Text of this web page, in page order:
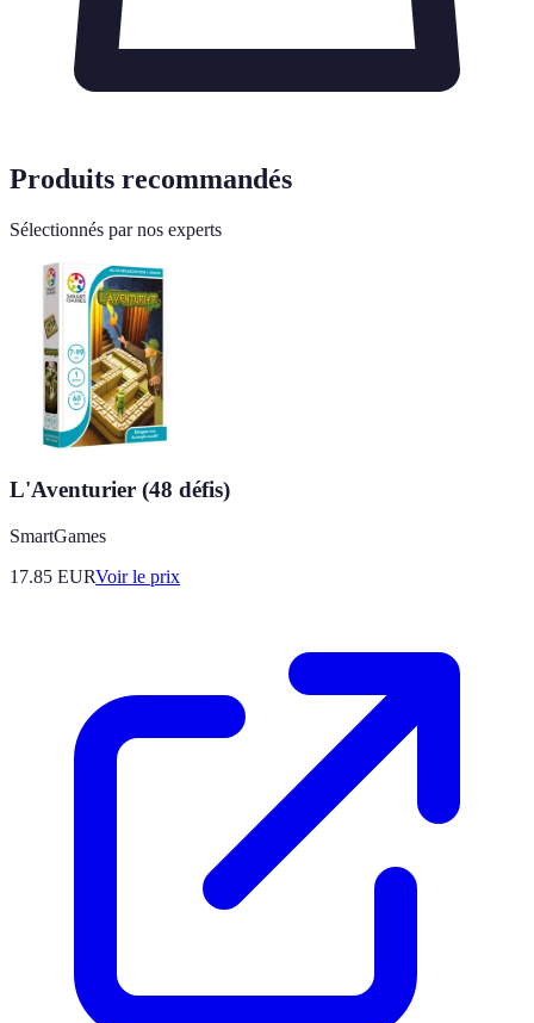
Produits recommandés
Sélectionnés par nos experts
L'Aventurier (48 défis)
SmartGames
17.85 EURVoir le prix